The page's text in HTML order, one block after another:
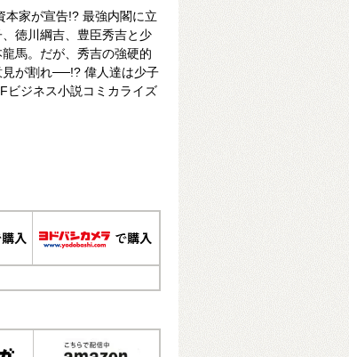
本家が宣告!? 最強内閣に立
徳川綱吉、豊臣秀吉と少
馬。だが、秀吉の強硬的
が割れ──!? 偉人達は少子
ビジネス小説コミカライズ